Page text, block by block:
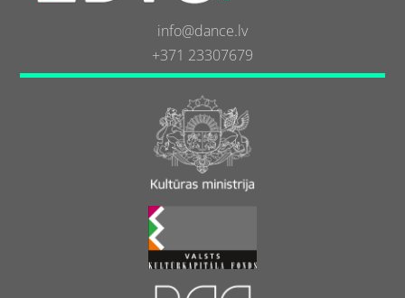
info@dance.lv
+371 23307679